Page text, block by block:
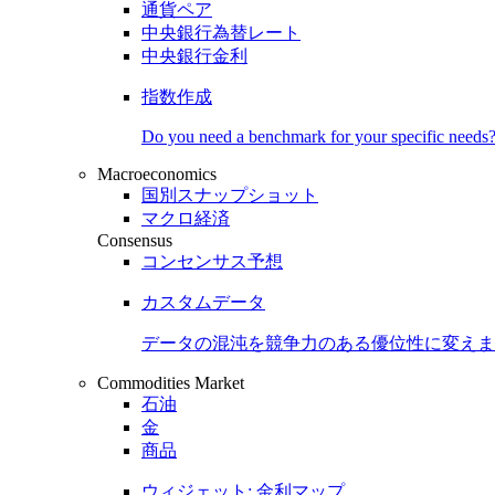
通貨ペア
中央銀行為替レート
中央銀行金利
指数作成
Do you need a benchmark for your specific needs?
Macroeconomics
国別スナップショット
マクロ経済
Consensus
コンセンサス予想
カスタムデータ
データの混沌を競争力のある優位性に変え
Commodities Market
石油
金
商品
ウィジェット: 金利マップ